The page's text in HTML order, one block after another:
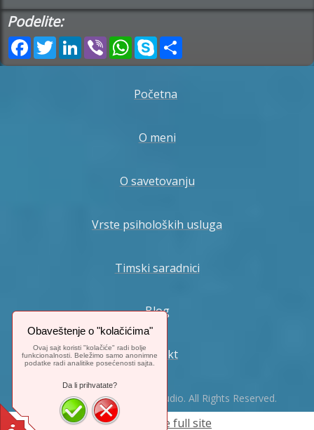
Podelite:
Facebook
TwitterLinkedIn
ViberWhatsApp
Skype
Početna
O meni
O savetovanju
Vrste psiholoških usluga
Timski saradnici
Blog
Kontakt
© 2024. Mix-Web-Master Studio. All Rights Reserved.
Switch to the full site
Obaveštenje o "kolačićima"
Ovaj sajt koristi "kolačiće" radi bolje
funkcionalnosti. Beležimo samo anonimne
podatke radi analitike posećenosti sajta.
Da li prihvatate?